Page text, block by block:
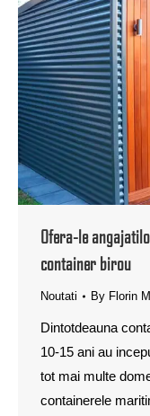
Ofera-le
container birou
Noutati By Florin
Dintotdeauna
10-15 ani au
tot mai multe
containerele